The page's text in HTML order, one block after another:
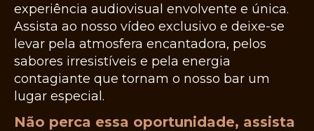
experiência audiovisual envolvente e única.
Assista ao nosso vídeo exclusivo e deixe-se
levar pela atmosfera encantadora, pelos
sabores irresistíveis e pela energia
contagiante que tornam o nosso bar um
lugar especial.
Não perca essa oportunidade, assista